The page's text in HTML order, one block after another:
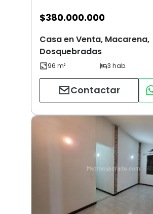
$380.000.000
Casa en Venta, Macarena,
Dosquebradas
Contactar